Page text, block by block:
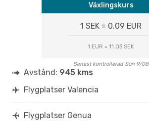
Växlingskurs
1 SEK = 0.09 EUR
1 EUR = 11.03 SEK
Senast kontrollerad Sön 9/08
Avstånd: 945 kms
Flygplatser Valencia
Flygplatser Genua